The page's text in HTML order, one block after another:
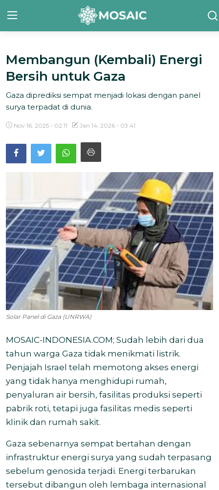
Contact
Tentang Kami
Risalah
Team Kami
Galeri
Bahasa
Membangun (Kembali) Energi
Bersih untuk Gaza
Gaza diprediksi sempat menjadi lokasi dengan panel
surya terpadat di dunia.
Nov 16, 2025 - 02:11 Jan 14, 2026 - 03:41
Solar Panel di Gaza (UNRWA)
MOSAIC-INDONESIA.COM; Sudah lebih dari dua
tahun warga Gaza tidak menikmati listrik.
Penjajah Israel telah memotong akses energi
yang tidak hanya menghidupi rumah,
penyaluran air bersih, fasilitas produksi seperti
pabrik roti, tetapi juga fasilitas medis seperti
klinik dan rumah sakit.
Gaza sebenarnya sempat bertahan dengan
infrastruktur energi surya yang sudah terpasang
sebelum genosida terjadi. Energi terbarukan
tersebut dibangun oleh lembaga internasional